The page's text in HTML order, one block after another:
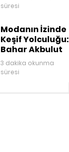
süresi
Modanın İzinde
Keşif Yolculuğu:
Bahar Akbulut
3 dakika okunma
süresi